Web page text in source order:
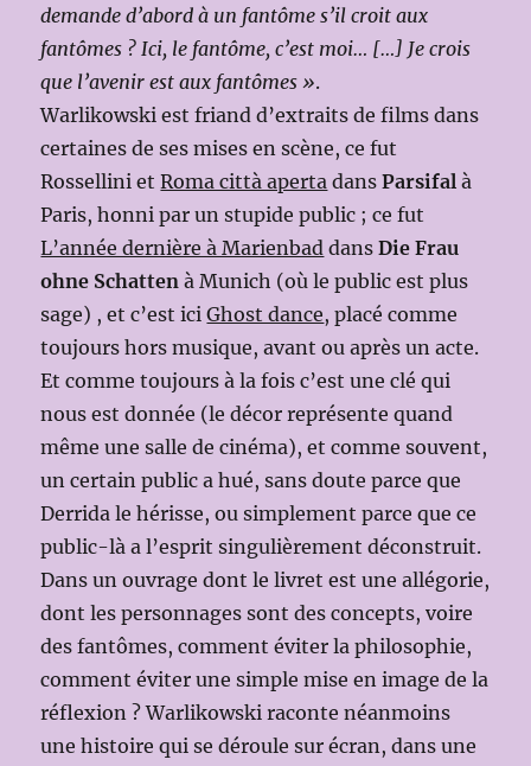
demande d’abord à un fantôme s’il croit aux
fantômes ? Ici, le fantôme, c’est moi… […] Je crois
que l’avenir est aux fantômes ».
Warlikowski est friand d’extraits de films dans
certaines de ses mises en scène, ce fut
Rossellini etRoma città aperta dansParsifal à
Paris, honni par un stupide public ; ce fut
L’année dernière à Marienbad dansDie Frau
ohne Schatten à Munich (où le public est plus
sage) , et c’est iciGhost dance, placé comme
toujours hors musique, avant ou après un acte.
Et comme toujours à la fois c’est une clé qui
nous est donnée (le décor représente quand
même une salle de cinéma), et comme souvent,
un certain public a hué, sans doute parce que
Derrida le hérisse, ou simplement parce que ce
public-là a l’esprit singulièrement déconstruit.
Dans un ouvrage dont le livret est une allégorie,
dont les personnages sont des concepts, voire
des fantômes, comment éviter la philosophie,
comment éviter une simple mise en image de la
réflexion ? Warlikowski raconte néanmoins
une histoire qui se déroule sur écran, dans une